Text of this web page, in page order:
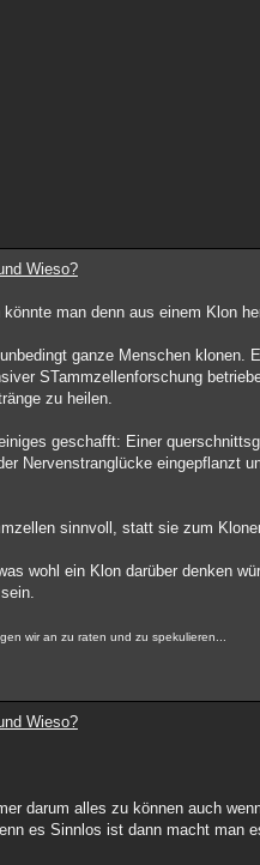
Wieso?
man denn aus einem Klon
ganze Menschen klonen.
STammzellenforschung
zu heilen.
geschafft: Einer
Nervenstranglücke eingepflanzt
sinnvoll, statt sie zum
wohl ein Klon darüber denken
wir an zu raten und zu spekulieren...
Wieso?
darum alles zu können auch
es Sinnlos ist dann macht man